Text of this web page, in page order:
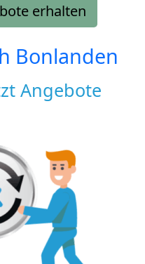
erhalten
Bonlanden
Angebote